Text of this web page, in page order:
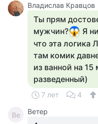
Владислав Кравцов
Ты прям
мужчин?
Я
что эта логика
там комик
из ванной на
разведенный)
7 лет 4
Ве Ветер